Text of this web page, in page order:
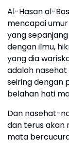
Al-Hasan al-
mencapai
yang
dengan ilmu,
yang dia
adalah
seiring dengan
belahan hati
Dan nasehat-
dan terus akan
mata